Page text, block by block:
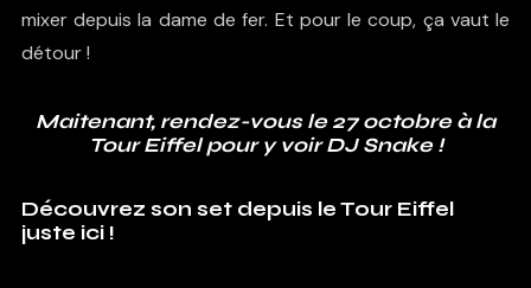
mixer depuis la dame de fer. Et pour le coup, ça vaut le
détour !
Maitenant, rendez-vous le 27 octobre à la
Tour Eiffel pour y voir DJ Snake !
Découvrez son set depuis le Tour Eiffel
juste ici !